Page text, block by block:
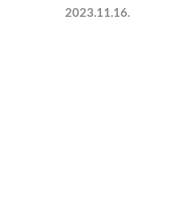
2023.11.16.